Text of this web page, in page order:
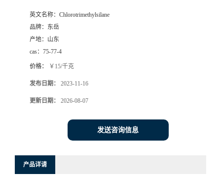
英文名称： Chlorotrimethylsilane
品牌： 东岳
产地： 山东
cas： 75-77-4
价格： ￥15/千克
发布日期： 2023-11-16
更新日期： 2026-08-07
发送咨询信息
产品详请